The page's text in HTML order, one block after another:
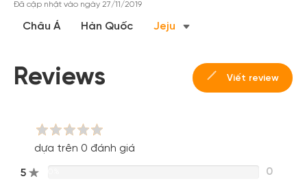
Đã cập nhật vào ngày 27/11/2019
Châu Á Hàn Quốc Jeju
Reviews Viết review
dựa trên 0 đánh giá
5 0